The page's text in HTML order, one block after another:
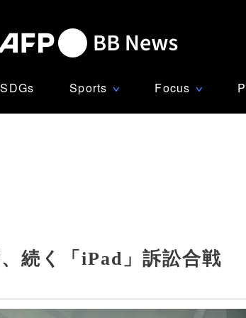
SDGs Sports ∨ Focus ∨
続く「iPad」訴訟合戦